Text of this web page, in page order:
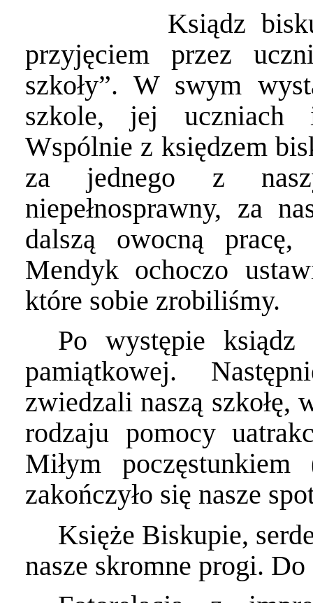
Ksiądz
przyjęciem przez
szkoły”. W swym
szkole, jej uczniach
Wspólnie z księdzem
za jednego z
niepełnosprawny, za
dalszą owocną
Mendyk ochoczo
które sobie zrobiliśmy.
Po występie
pamiątkowej.
zwiedzali naszą szkołę,
rodzaju pomocy
Miłym
zakończyło się nasze
Księże Biskupie,
nasze skromne progi.